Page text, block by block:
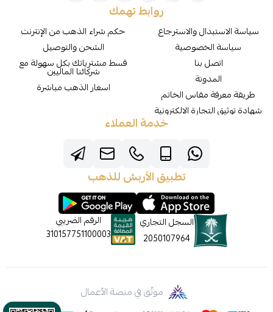
روابط تهمك
سياسة الاستبدال والاسترجاع
سياسة الخصوصية
اتصل بنا
المدونة
طريقة معرفة مقاس الخاتم
شهادة توثيق التجارة الالكترونية
حكم شراء الذهب من الإنترنت
الشحن والتوصيل
قسط مشترياتك بكل سهولة مع
شركائنا الماليين
اسعار الذهب مباشرة
خدمة العملاء
تطبيق الأربش للذهب
السجل التجاري
2050107964
الرقم الضريبي
310157751100003
موثّق في منصة الأعمال